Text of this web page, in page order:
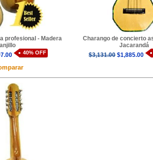
profesional - Madera
40% OFF
Charango de concierto
Jacarandá
$3,131.00 $1,885.00